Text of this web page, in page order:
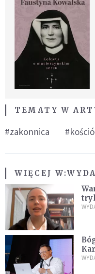
TEMATY W
#zakonnica
WIĘCEJ W: